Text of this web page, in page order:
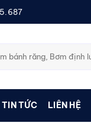
TIN TỨC LIÊN HỆ